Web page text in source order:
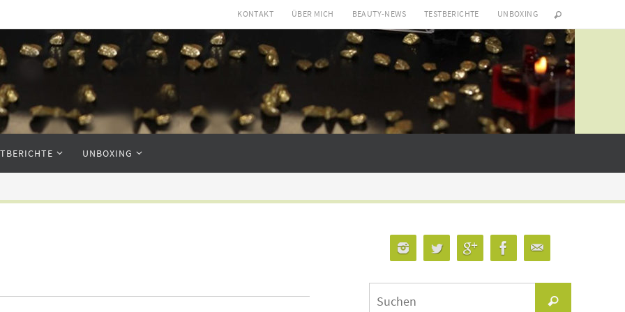
KONTAKT ÜBER MICH BEAUTY-NEWS TESTBERICHTE UNBOXING
UNBOXING
Suchen